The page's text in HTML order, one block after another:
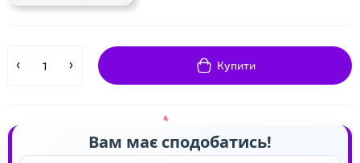
Купити
Вам має сподобатись!